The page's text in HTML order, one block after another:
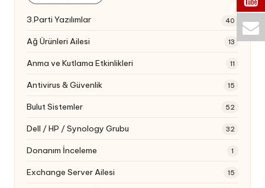
3.Parti Yazılımlar 40
Ağ Ürünleri Ailesi 13
Anma ve Kutlama Etkinlikleri 11
Antivirus & Güvenlik 15
Bulut Sistemler 52
Dell / HP / Synology Grubu 32
Donanım İnceleme 1
Exchange Server Ailesi 15